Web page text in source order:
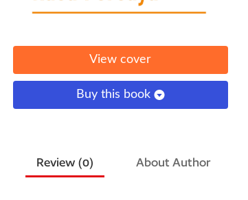
View cover
Buy this book
Review (0) About Author